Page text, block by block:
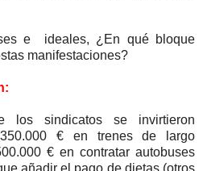
e ideales, ¿En qué bloque
manifestaciones?
los sindicatos se invirtieron
350.000 € en trenes de largo
€ en contratar autobuses